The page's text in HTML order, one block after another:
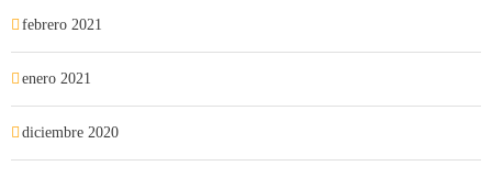
febrero 2021
enero 2021
diciembre 2020